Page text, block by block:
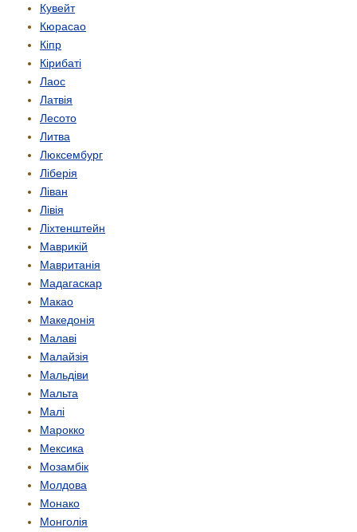
Кувейт
Кюрасао
Кіпр
Кірибаті
Лаос
Латвія
Лесото
Литва
Люксембург
Ліберія
Ліван
Лівія
Ліхтенштейн
Маврикій
Мавританія
Мадагаскар
Макао
Македонія
Малаві
Малайзія
Мальдіви
Мальта
Малі
Марокко
Мексика
Мозамбік
Молдова
Монако
Монголія